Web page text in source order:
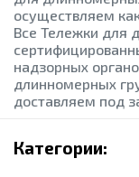
осуществляем
Все Тележки для
надзорных
длинномерных
доставляем под
Категории: